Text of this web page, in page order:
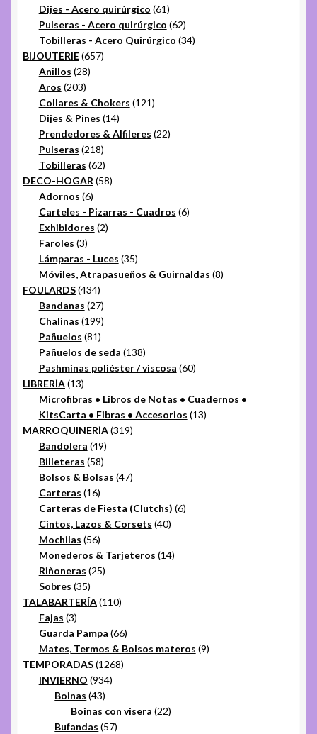
Dijes - Acero quirúrgico 6161
productos
Pulseras - Acero quirúrgico 6262
productos
Tobilleras - Acero Quirúrgico 3434
BIJOUTERIE 657657
Anillos 2828
Aros 203203
productos
Collares & Chokers 121121
Dijes & Pines 1414
productos
Prendedores & Alfileres 2222
Pulseras 218218
productos
Tobilleras 6262
productos
DECO-HOGAR 5858
Adornos 66
productos
Carteles - Pizarras - Cuadros 66
Exhibidores 22
Faroles 33
productos
Lámparas - Luces 3535
productos
Móviles, Atrapasueños & Guirnaldas 88
FOULARDS 434434
productos
Bandanas 2727
productos
Chalinas 199199
productos
Pañuelos 8181
productos
Pañuelos de seda 138138
productos
Pashminas poliéster / viscosa 6060
LIBRERÍA 1313
productos
Microfibras • Libros de Notas • Cuadernos •
KitsCarta • Fibras • Accesorios 1313
MARROQUINERÍA 319319
Bandolera 4949
productos
Billeteras 5858
productos
Bolsos & Bolsas 4747
Carteras 1616
productos
Carteras de Fiesta (Clutchs) 66
Cintos, Lazos & Corsets 4040
Mochilas 5656
productos
Monederos & Tarjeteros 1414
Riñoneras 2525
Sobres 3535
productos
TALABARTERÍA 110110
Fajas 33
productos
Guarda Pampa 6666
productos
Mates, Termos & Bolsos materos 99
TEMPORADAS 12681268
INVIERNO 934934
Boinas 4343
productos
Boinas con visera 2222
Bufandas 5757